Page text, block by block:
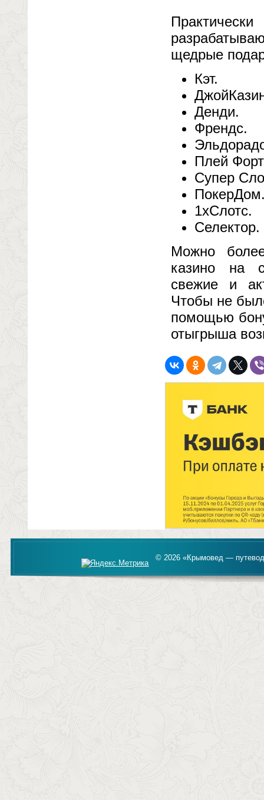
щедрые
Кэт.
Денди.
Френдс.
Плей
Супер
1хСлотс.
Селектор.
Можно
казино на
свежие и
Чтобы не
помощью
отыгрыша
© 2026 «Крымовед —